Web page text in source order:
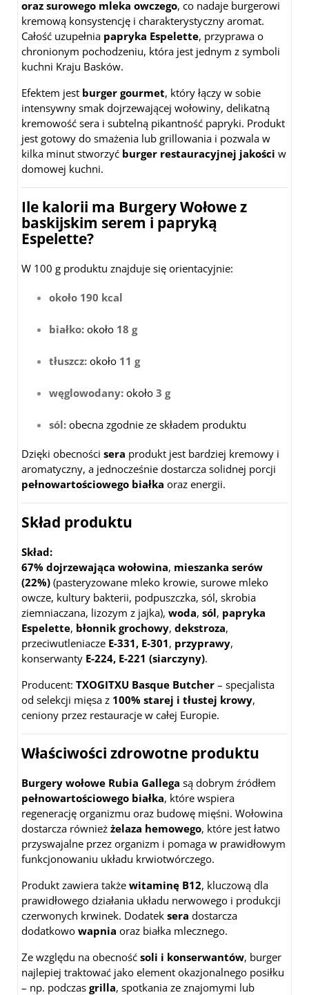
oraz surowego mleka owczego, co nadaje burgerowi
kremową konsystencję i charakterystyczny aromat.
Całość uzupełnia papryka Espelette, przyprawa o
chronionym pochodzeniu, która jest jednym z symboli
kuchni Kraju Basków.
Efektem jest burger gourmet, który łączy w sobie
intensywny smak dojrzewającej wołowiny, delikatną
kremowość sera i subtelną pikantność papryki. Produkt
jest gotowy do smażenia lub grillowania i pozwala w
kilka minut stworzyć burger restauracyjnej jakości w
domowej kuchni.
Ile kalorii ma Burgery Wołowe z
baskijskim serem i papryką
Espelette?
W 100 g produktu znajduje się orientacyjnie:
około 190 kcal
białko: około 18 g
tłuszcz: około 11 g
węglowodany: około 3 g
sól: obecna zgodnie ze składem produktu
Dzięki obecności sera produkt jest bardziej kremowy i
aromatyczny, a jednocześnie dostarcza solidnej porcji
pełnowartościowego białka oraz energii.
Skład produktu
Skład:
67% dojrzewająca wołowina, mieszanka serów
(22%) (pasteryzowane mleko krowie, surowe mleko
owcze, kultury bakterii, podpuszczka, sól, skrobia
ziemniaczana, lizozym z jajka), woda, sól, papryka
Espelette, błonnik grochowy, dekstroza,
przeciwutleniacze E-331, E-301, przyprawy,
konserwanty E-224, E-221 (siarczyny).
Producent: TXOGITXU Basque Butcher – specjalista
od selekcji mięsa z 100% starej i tłustej krowy,
ceniony przez restauracje w całej Europie.
Właściwości zdrowotne produktu
Burgery wołowe Rubia Gallega są dobrym źródłem
pełnowartościowego białka, które wspiera
regenerację organizmu oraz budowę mięśni. Wołowina
dostarcza również żelaza hemowego, które jest łatwo
przyswajalne przez organizm i pomaga w prawidłowym
funkcjonowaniu układu krwiotwórczego.
Produkt zawiera także witaminę B12, kluczową dla
prawidłowego działania układu nerwowego i produkcji
czerwonych krwinek. Dodatek sera dostarcza
dodatkowo wapnia oraz białka mlecznego.
Ze względu na obecność soli i konserwantów, burger
najlepiej traktować jako element okazjonalnego posiłku
– np. podczas grilla, spotkania ze znajomymi lub